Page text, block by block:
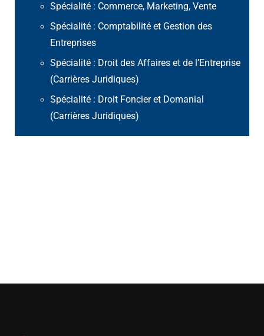
Spécialité : Commerce, Marketing, Vente
Spécialité : Comptabilité et Gestion des
Entreprises
Spécialité : Droit des Affaires et de l’Entreprise
(Carrières Juridiques)
Spécialité : Droit Foncier et Domanial
(Carrières Juridiques)